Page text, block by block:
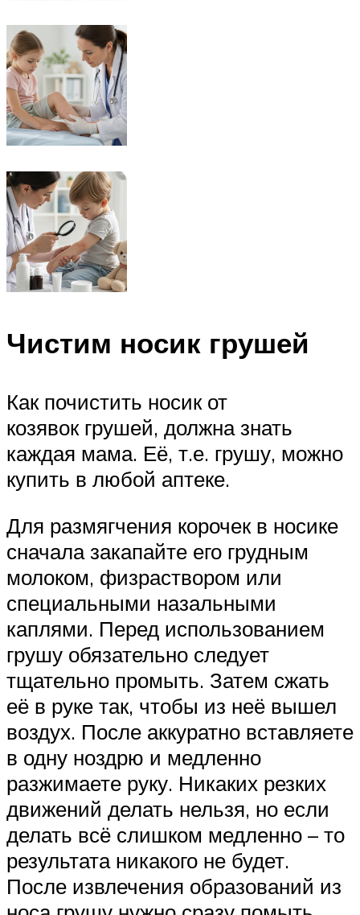
Чистим носик грушей
Как почистить носик от
козявок грушей, должна знать
каждая мама. Её, т.е. грушу, можно
купить в любой аптеке.
Для размягчения корочек в носике
сначала закапайте его грудным
молоком, физраствором или
специальными назальными
каплями. Перед использованием
грушу обязательно следует
тщательно промыть. Затем сжать
её в руке так, чтобы из неё вышел
воздух. После аккуратно вставляете
в одну ноздрю и медленно
разжимаете руку. Никаких резких
движений делать нельзя, но если
делать всё слишком медленно – то
результата никакого не будет.
После извлечения образований из